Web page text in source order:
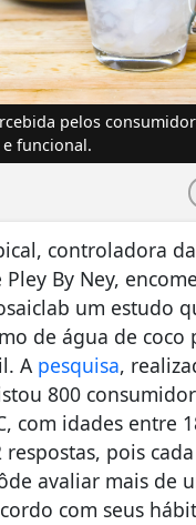
pelos
funcional.
controladora
By Ney,
um estudo
de água de coco
A pesquisa,
800
com idades entre
pois cada
avaliar mais de
com seus